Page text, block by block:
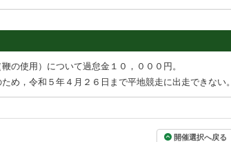
の使用）について過怠金１０，０００円。
め，令和５年４月２６日まで平地競走に出走できない。
開催選択へ戻る